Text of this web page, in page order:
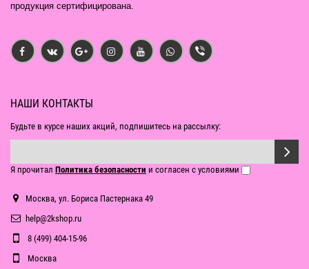
продукция сертифицирована.
НАШИ КОНТАКТЫ
Будьте в курсе наших акций, подпишитесь на рассылку:
Я прочитал Политика безопасности и согласен с условиями
Москва, ул. Бориса Пастернака 49
help@2kshop.ru
8 (499) 404-15-96
Москва